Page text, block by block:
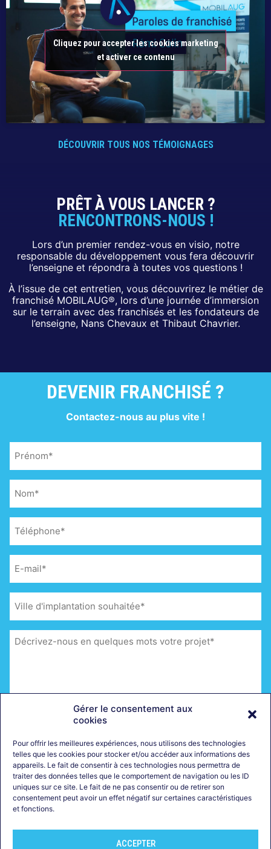
Gérer le consentement aux
cookies
Pour offrir les meilleures expériences, nous utilisons des technologies
telles que les cookies pour stocker et/ou accéder aux informations des
appareils. Le fait de consentir à ces technologies nous permettra de
traiter des données telles que le comportement de navigation ou les ID
uniques sur ce site. Le fait de ne pas consentir ou de retirer son
consentement peut avoir un effet négatif sur certaines caractéristiques
et fonctions.
ACCEPTER
Cliquez pour accepter les cookies marketing
et activer ce contenu
DÉCOUVRIR TOUS NOS TÉMOIGNAGES
PRÊT À VOUS LANCER ?
RENCONTRONS-NOUS !
Lors d’un premier rendez-vous en visio, notre
responsable du développement vous fera découvrir
l’enseigne et répondra à toutes vos questions !
À l’issue de cet entretien, vous découvrirez le métier de
franchisé MOBILAUG®, lors d’une journée d’immersion
sur le terrain avec des franchisés et les fondateurs de
l’enseigne, Nans Chevaux et Thibaut Chavrier.
DEVENIR FRANCHISÉ ?
Contactez-nous au plus vite !
Prénom
(Nécessaire)
Nom
(Nécessaire)
Téléphone
(Nécessaire)
E-
mail
Ville
d'implantation
Message
(Nécessaire)
RGPD
(Nécessaire)
J'accepte que mes données personnelles soient
conservées en vue d'être recontacté(e)
CAPTCHA